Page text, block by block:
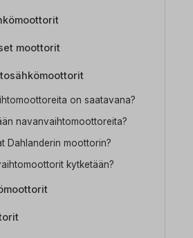
moottorit
on saatavana?
navanvaihtomoottoreita?
Dahlanderin moottorin?
kytketään?